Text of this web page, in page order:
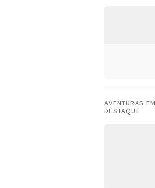
AVENTURAS EM
DESTAQUE